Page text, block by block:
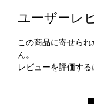
ユーザーレ
この商品に寄せら
ん。
レビューを評価する